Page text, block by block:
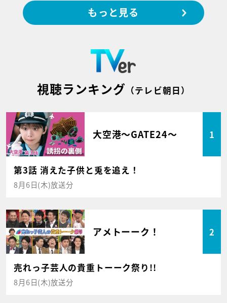
もっと見る
視聴ランキング （テレビ朝日）
大空港～GATE24～ 1
第3話 消えた子供と兎を追え！
8月6日(木)放送分
アメトーーク！ 2
売れっ子芸人の貴重トーーク祭り!!
8月6日(木)放送分